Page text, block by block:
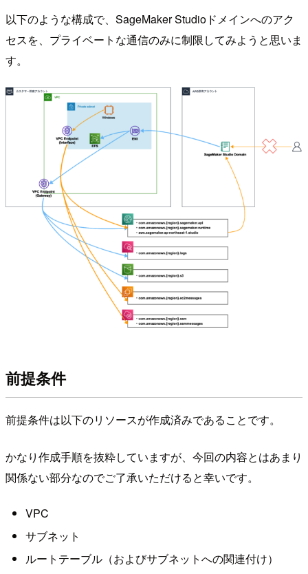
以下のような構成で、SageMaker Studioドメインへのアク
セスを、プライベートな通信のみに制限してみようと思いま
す。
前提条件
前提条件は以下のリソースが作成済みであることです。
かなり作成手順を抜粋していますが、今回の内容とはあまり
関係ない部分なのでご了承いただけると幸いです。
VPC
サブネット
ルートテーブル（およびサブネットへの関連付け）